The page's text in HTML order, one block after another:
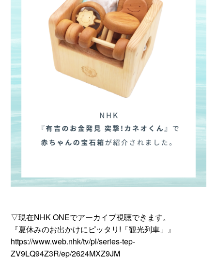
▽現在NHK ONEでアーカイブ視聴できます。
『夏休みのお出かけにピッタリ!「観光列車」』
https://www.web.nhk/tv/pl/series-tep-
ZV9LQ94Z3R/ep/2624MXZ9JM